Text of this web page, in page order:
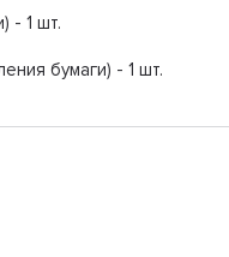
- 1 шт.
бумаги) - 1 шт.